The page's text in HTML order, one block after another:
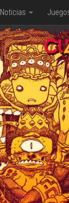
Noticias